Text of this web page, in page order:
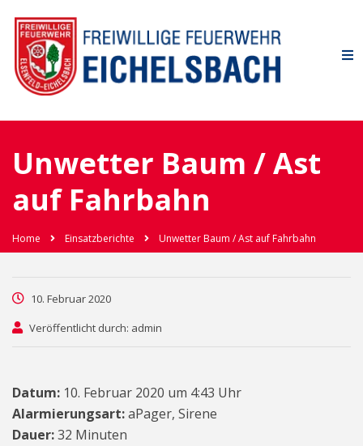
Unwetter Baum / Ast
auf Fahrbahn
Home Einsatzberichte Unwetter Baum / Ast auf Fahrbahn
10. Februar 2020
Veröffentlicht durch: admin
Datum: 10. Februar 2020 um 4:43 Uhr
Alarmierungsart:aPager, Sirene
Dauer:32 Minuten